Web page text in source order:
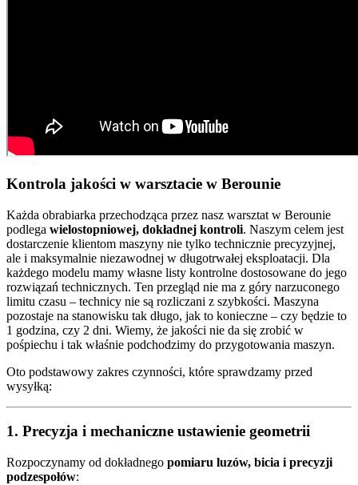
Kontrola jakości w warsztacie w Berounie
Każda obrabiarka przechodząca przez nasz warsztat w Berounie
podlega wielostopniowej, dokładnej kontroli. Naszym celem jest
dostarczenie klientom maszyny nie tylko technicznie precyzyjnej,
ale i maksymalnie niezawodnej w długotrwałej eksploatacji. Dla
każdego modelu mamy własne listy kontrolne dostosowane do jego
rozwiązań technicznych. Ten przegląd nie ma z góry narzuconego
limitu czasu – technicy nie są rozliczani z szybkości. Maszyna
pozostaje na stanowisku tak długo, jak to konieczne – czy będzie to
1 godzina, czy 2 dni. Wiemy, że jakości nie da się zrobić w
pośpiechu i tak właśnie podchodzimy do przygotowania maszyn.
Oto podstawowy zakres czynności, które sprawdzamy przed
wysyłką:
1. Precyzja i mechaniczne ustawienie geometrii
Rozpoczynamy od dokładnego pomiaru luzów, bicia i precyzji
podzespołów: